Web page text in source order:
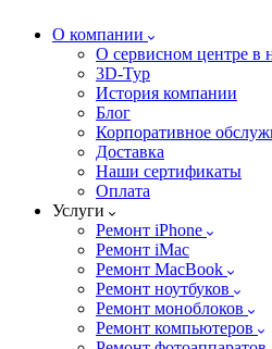
О компании
О сервисном центре в
3D-Тур
История компании
Блог
Корпоративное
Доставка
Наши сертификаты
Оплата
Услуги
Ремонт iPhone
Ремонт iMac
Ремонт MacBook
Ремонт ноутбуков
Ремонт моноблоков
Ремонт компьютеров